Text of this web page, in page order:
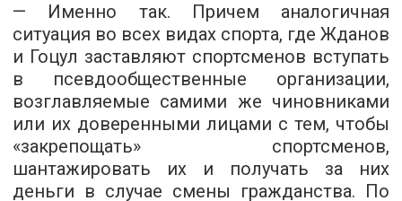
— Именно так. Причем аналогичная
ситуация во всех видах спорта, где Жданов
и Гоцул заставляют спортсменов вступать
в псевдообщественные организации,
возглавляемые самими же чиновниками
или их доверенными лицами с тем, чтобы
«закрепощать» спортсменов,
шантажировать их и получать за них
деньги в случае смены гражданства. По